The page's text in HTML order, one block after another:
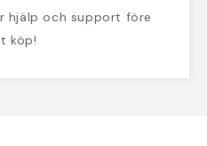
hjälp och support före
köp!